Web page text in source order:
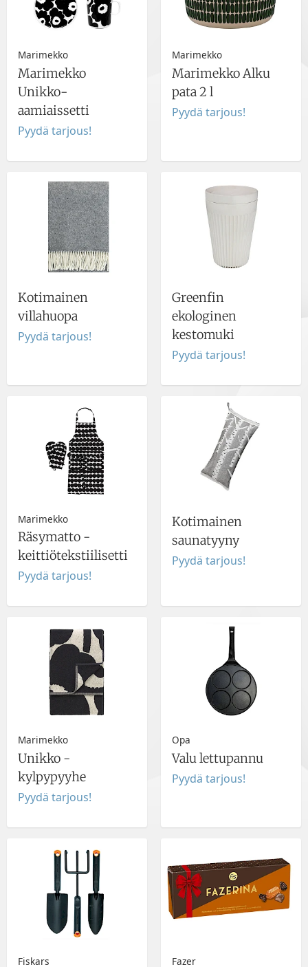
Marimekko
Marimekko
Unikko-
aamiaissetti
Pyydä tarjous!
Marimekko
Marimekko Alku
pata 2 l
Pyydä tarjous!
Kotimainen
villahuopa
Pyydä tarjous!
Greenfin
ekologinen
kestomuki
Pyydä tarjous!
Marimekko
Räsymatto -
keittiötekstiilisetti
Pyydä tarjous!
Kotimainen
saunatyyny
Pyydä tarjous!
Marimekko
Unikko -
kylpypyyhe
Pyydä tarjous!
Opa
Valu lettupannu
Pyydä tarjous!
Fiskars Fazer